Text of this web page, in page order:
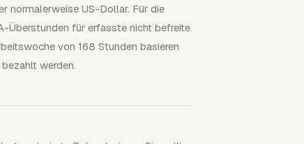
normalerweise US-Dollar. Für die
Überstunden für erfasste nicht befreite
von 168 Stunden basieren
werden.